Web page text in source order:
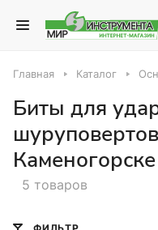
Главная Каталог
Биты для
Каменогорске
5 товаров